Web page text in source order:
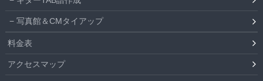
写真館＆CMタイアップ
料金表
アクセスマップ